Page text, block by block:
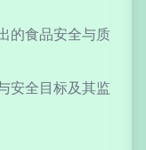
的食品安全与质
安全目标及其监